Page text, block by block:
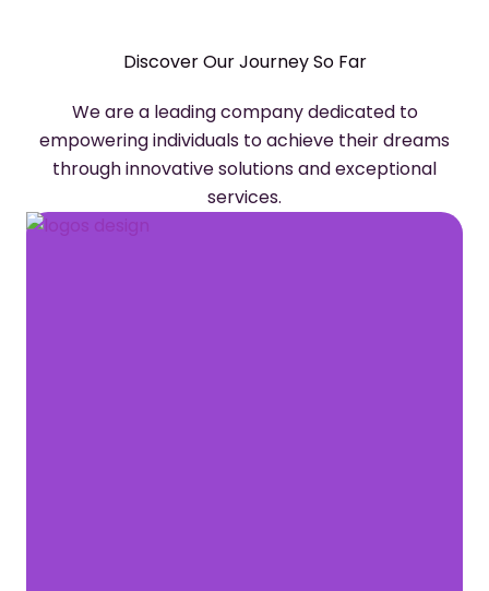
Discover Our Journey So Far
We are a leading company dedicated to
empowering individuals to achieve their dreams
through innovative solutions and exceptional
services.